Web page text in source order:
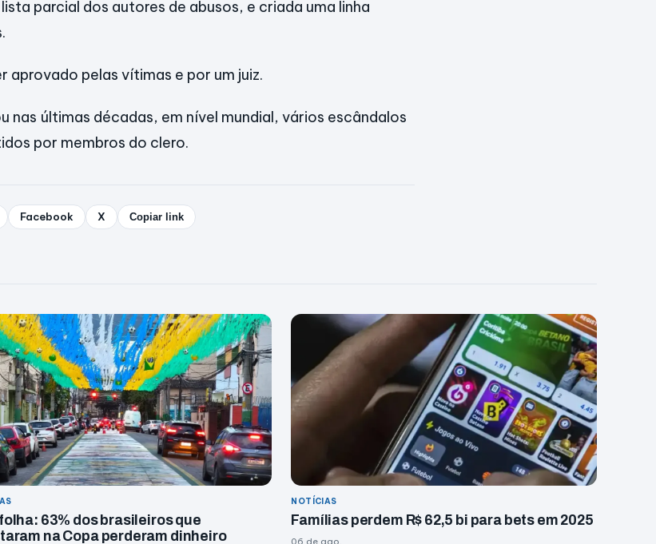
parcial dos autores de abusos, e criada uma linha
aprovado pelas vítimas e por um juiz.
nas últimas décadas, em nível mundial, vários escândalos
por membros do clero.
Facebook X Copiar link
63% dos brasileiros que
na Copa perderam dinheiro
NOTÍCIAS
Famílias perdem R$ 62,5 bi para bets em 2025
06 de ago.